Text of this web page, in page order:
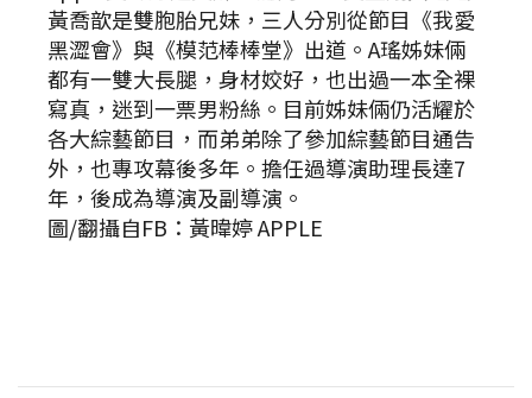
黃喬歆是雙胞胎兄妹，三人分別從節目《我愛
黑澀會》與《模范棒棒堂》出道。A瑤姊妹倆
都有一雙大長腿，身材姣好，也出過一本全裸
寫真，迷到一票男粉絲。目前姊妹倆仍活耀於
各大綜藝節目，而弟弟除了參加綜藝節目通告
外，也專攻幕後多年。擔任過導演助理長達7
年，後成為導演及副導演。
圖/翻攝自FB：黃暐婷 APPLE